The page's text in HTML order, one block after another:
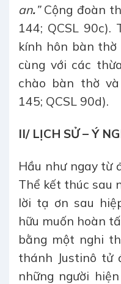
an.”Cộng đoàn
144; QCSL 90c).
kính hôn bàn thờ
cùng với các
chào bàn thờ
145; QCSL 90d).
II/ LỊCH SỬ – Ý
Hầu như ngay từ
Thể kết thúc sau
lời tạ ơn sau
hữu muốn hoàn
bằng một nghi
thánh Justinô tử
những người